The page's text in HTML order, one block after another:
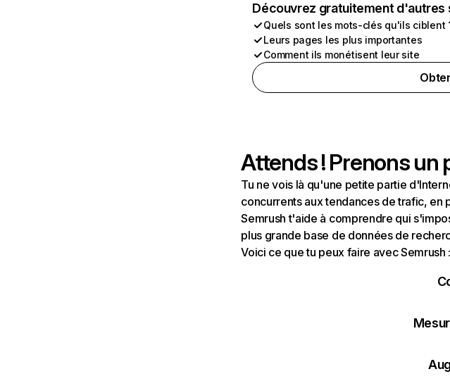
Découvrez gratuitement
Quels sont les mots-clés qu'ils ciblent
Leurs pages les plus importantes
Comment ils monétisent leur site
Attends ! Prenons un
Tu ne vois là qu'une petite partie
concurrents aux tendances de trafic, en
Semrush t'aide à comprendre qui
plus grande base de données de
Voici ce que tu peux faire avec Semrush